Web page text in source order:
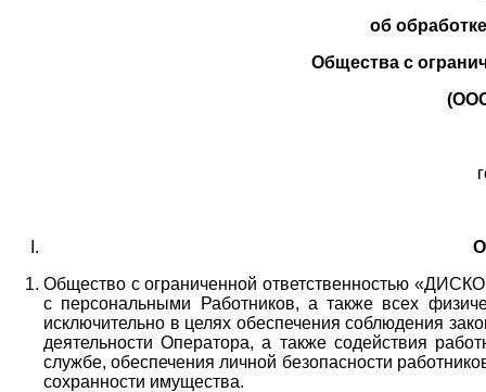
об
Общества с
Общество с ограниченной ответственностью
с персональными Работников, а также всех
исключительно в целях обеспечения соблюдения
деятельности Оператора,а также содействия
службе, обеспечения личной безопасности
сохранности имущества.